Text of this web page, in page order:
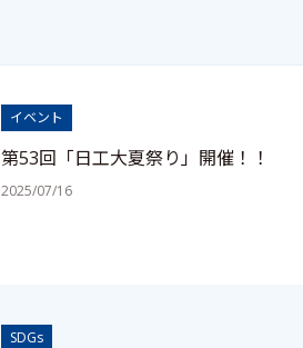
イベント
第53回「日工大夏祭り」開催！！
2025/07/16
SDGs